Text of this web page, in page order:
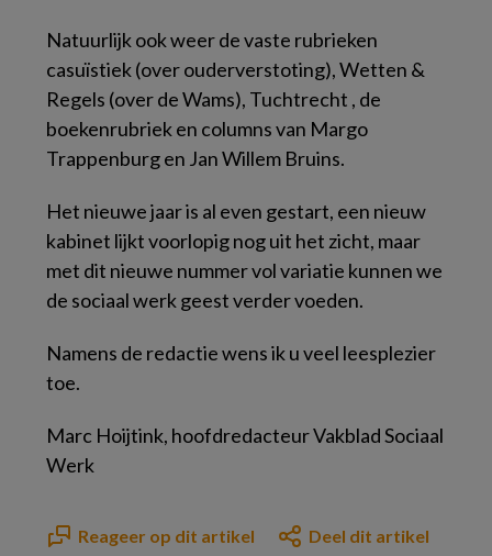
Natuurlijk ook weer de vaste rubrieken
casuïstiek (over ouderverstoting), Wetten &
Regels (over de Wams), Tuchtrecht , de
boekenrubriek en columns van Margo
Trappenburg en Jan Willem Bruins.
Het nieuwe jaar is al even gestart, een nieuw
kabinet lijkt voorlopig nog uit het zicht, maar
met dit nieuwe nummer vol variatie kunnen we
de sociaal werk geest verder voeden.
Namens de redactie wens ik u veel leesplezier
toe.
Marc Hoijtink, hoofdredacteur Vakblad Sociaal
Werk
Reageer op dit artikel Deel dit artikel